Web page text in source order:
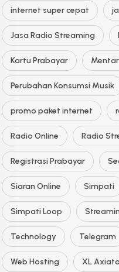
internet super cepat
Jasa Radio Streaming
Kartu Prabayar
Perubahan Konsumsi Musik
promo paket internet
Radio Online Radio
Registrasi Prabayar
Siaran Online Simpati
Simpati Loop
Technology Telegram
Web Hosting XL Axiata